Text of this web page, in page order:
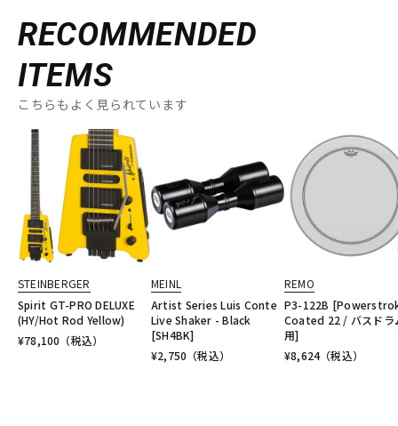
RECOMMENDED
ITEMS
こちらもよく見られています
STEINBERGER
Spirit GT-PRO DELUXE
(HY/Hot Rod Yellow)
¥78,100 （税込）
MEINL
Artist Series Luis Conte
Live Shaker - Black
[SH4BK]
¥2,750 （税込）
REMO
P3-122B
Coated 22 / バスドラ
用]
¥8,624（税込）